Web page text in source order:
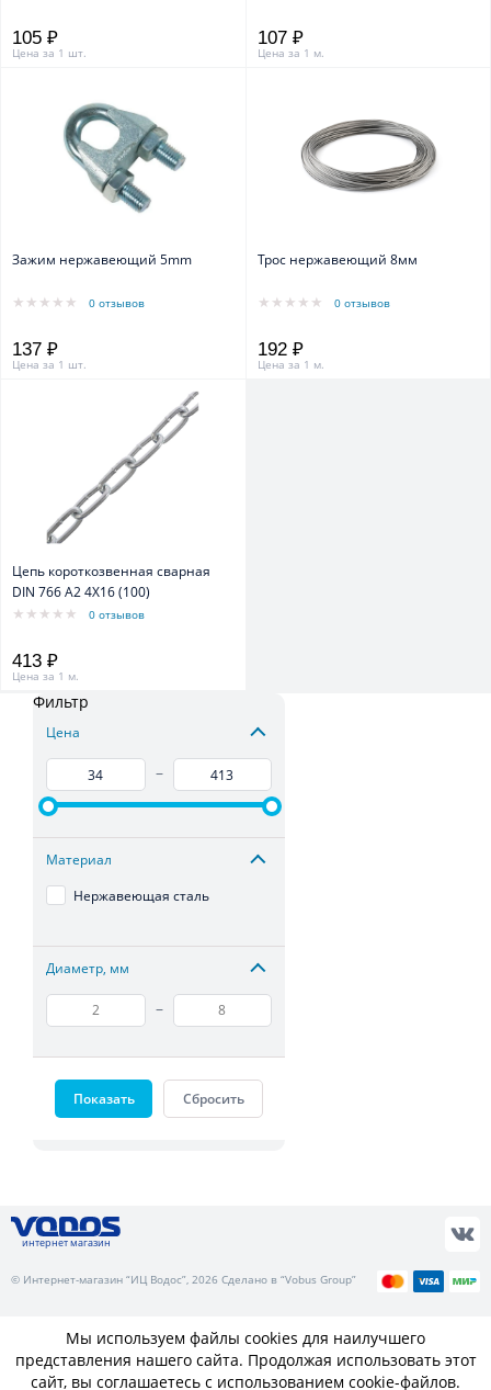
105 ₽
Цена за 1 шт.
107 ₽
Цена за 1 м.
Зажим нержавеющий 5mm
0 отзывов
137 ₽
Цена за 1 шт.
Трос нержавеющий 8мм
0 отзывов
192 ₽
Цена за 1 м.
Цепь короткозвенная сварная
DIN 766 А2 4Х16 (100)
0 отзывов
413 ₽
Цена за 1 м.
Фильтр
Цена
–
Материал
Нержавеющая сталь
Диаметр, мм
–
Показать Сбросить
интернет магазин
© Интернет-магазин “ИЦ Водос”, 2026 Сделано в “Vobus Group”
Мы используем файлы cookies для наилучшего
представления нашего сайта. Продолжая использовать этот
сайт, вы соглашаетесь с использованием cookie-файлов.